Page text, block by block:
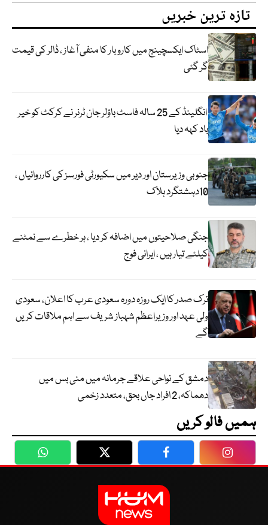
تازہ ترین خبریں
اسٹاک ایکسچینج میں کاروبار کا منفی آغاز ، ڈالر کی قیمت
گر گئی
انگلینڈ کے 25 سالہ فاسٹ باؤلر جان ٹرنر نے کرکٹ کو خیر
باد کہہ دیا
جنوبی وزیرستان اور دیر میں سکیورٹی فورسز کی کارروائیاں ،
10دہشتگرد ہلاک
جنگی صلاحیتوں میں اضافہ کر دیا ، ہر خطرے سے نمٹنے
کیلئے تیار ہیں ، ایرانی فوج
ترک صدر کا ایک روزہ دورہ سعودی عرب کا اعلان، سعودی
ولی عہد اور وزیراعظم شہباز شریف سے اہم ملاقات کریں
گے
دمشق کے نواحی علاقے جرمانہ میں منی بس میں
دھماکہ، 2 افراد جاں بحق، متعدد زخمی
ہمیں فالو کریں
WhatsApp Twitter Facebook